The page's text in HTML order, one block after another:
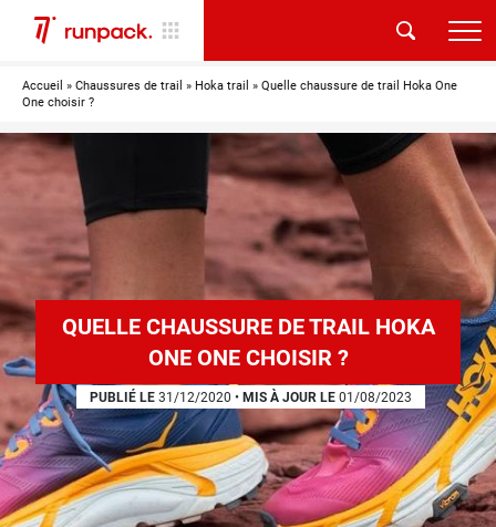
Accueil » Chaussures de trail » Hoka trail » Quelle chaussure de trail Hoka One
One choisir ?
QUELLE CHAUSSURE DE TRAIL HOKA
ONE ONE CHOISIR ?
PUBLIÉ LE 31/12/2020 • MIS À JOUR LE 01/08/2023